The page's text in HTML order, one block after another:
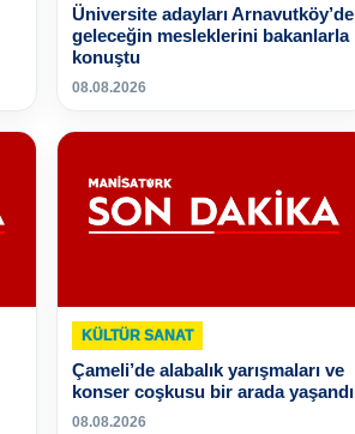
Üniversite adayları Arnavutköy’de
geleceğin mesleklerini bakanlarla
konuştu
08.08.2026
KÜLTÜR SANAT
Çameli’de alabalık yarışmaları ve
konser coşkusu bir arada yaşandı
08.08.2026